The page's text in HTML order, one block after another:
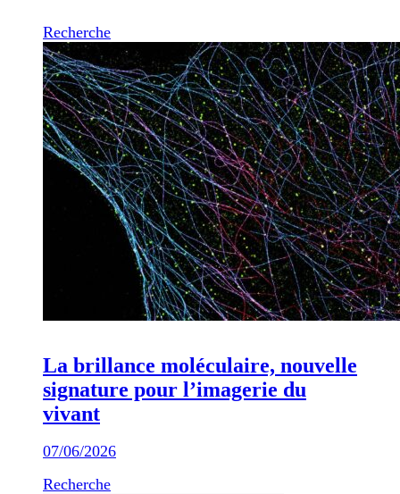
Recherche
La brillance moléculaire, nouvelle
signature pour l’imagerie du
vivant
07/06/2026
Recherche